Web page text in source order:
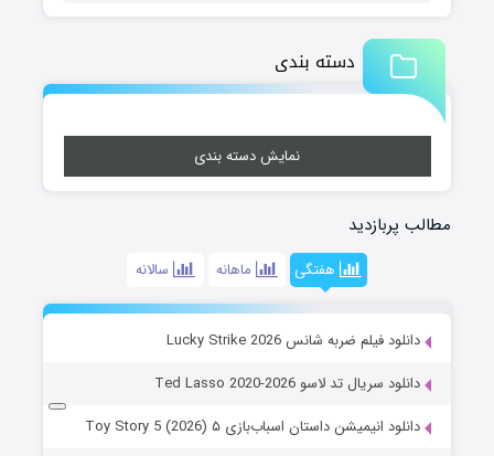
دسته بندی
نمایش دسته بندی
مطالب پربازدید
هفتگی ماهانه سالانه
دانلود فیلم ضربه شانس Lucky Strike 2026
دانلود سریال تد لاسو Ted Lasso 2020-2026
دانلود انیمیشن داستان اسباب‌بازی ۵ Toy Story 5 (2026)